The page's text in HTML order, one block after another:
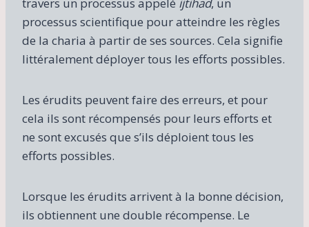
processus scientifique pour atteindre les règles
de la charia à partir de ses sources. Cela signifie
littéralement déployer tous les efforts possibles.
Les érudits peuvent faire des erreurs, et pour
cela ils sont récompensés pour leurs efforts et
ne sont excusés que s’ils déploient tous les
efforts possibles.
Lorsque les érudits arrivent à la bonne décision,
ils obtiennent une double récompense. Le